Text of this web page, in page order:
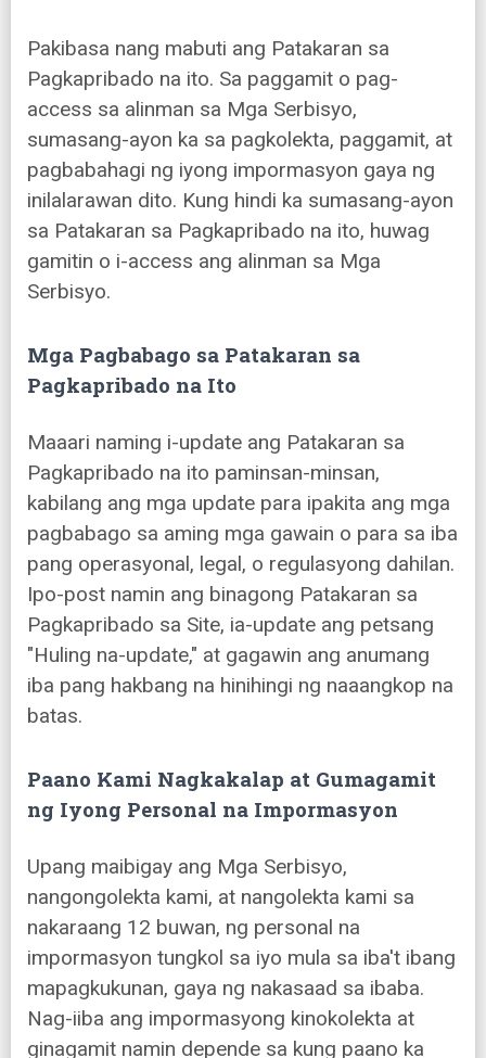
Pakibasa nang mabuti ang Patakaran sa
Pagkapribado na ito. Sa paggamit o pag-
access sa alinman sa Mga Serbisyo,
sumasang-ayon ka sa pagkolekta, paggamit, at
pagbabahagi ng iyong impormasyon gaya ng
inilalarawan dito. Kung hindi ka sumasang-ayon
sa Patakaran sa Pagkapribado na ito, huwag
gamitin o i-access ang alinman sa Mga
Serbisyo.
Mga Pagbabago sa Patakaran sa
Pagkapribado na Ito
Maaari naming i-update ang Patakaran sa
Pagkapribado na ito paminsan-minsan,
kabilang ang mga update para ipakita ang mga
pagbabago sa aming mga gawain o para sa iba
pang operasyonal, legal, o regulasyong dahilan.
Ipo-post namin ang binagong Patakaran sa
Pagkapribado sa Site, ia-update ang petsang
"Huling na-update," at gagawin ang anumang
iba pang hakbang na hinihingi ng naaangkop na
batas.
Paano Kami Nagkakalap at Gumagamit
ng Iyong Personal na Impormasyon
Upang maibigay ang Mga Serbisyo,
nangongolekta kami, at nangolekta kami sa
nakaraang 12 buwan, ng personal na
impormasyon tungkol sa iyo mula sa iba't ibang
mapagkukunan, gaya ng nakasaad sa ibaba.
Nag-iiba ang impormasyong kinokolekta at
ginagamit namin depende sa kung paano ka